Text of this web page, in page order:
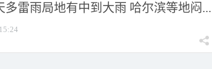
多雷雨局地有中到大雨 哈尔滨等地闷...
15:24